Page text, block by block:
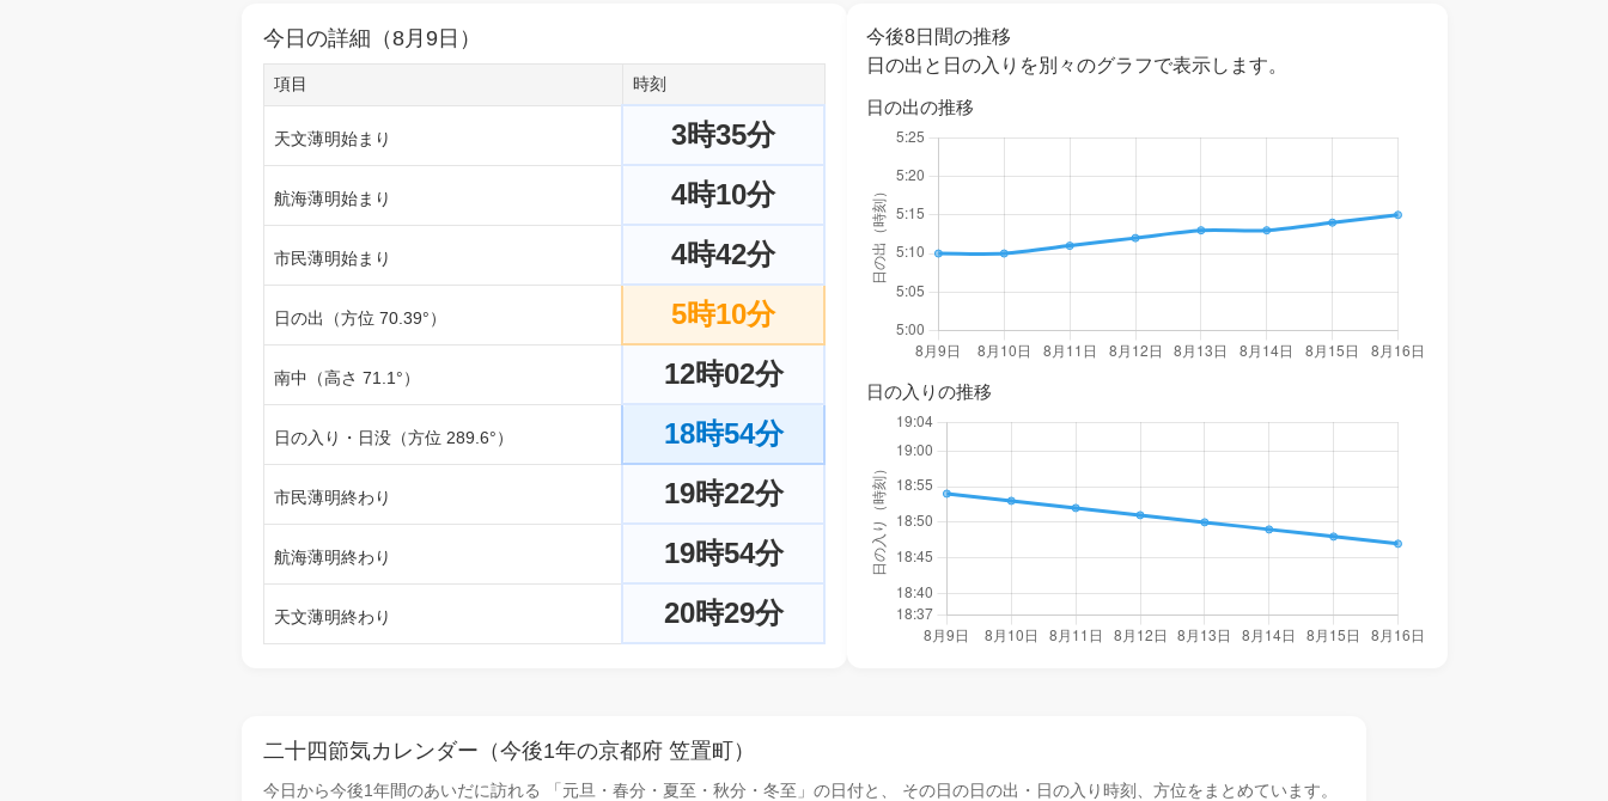
今日の詳細（8月9日）
項目 時刻
天文薄明始まり 3時35分
航海薄明始まり 4時10分
市民薄明始まり 4時42分
日の出（方位 70.39°） 5時10分
南中（高さ 71.1°） 12時02分
日の入り・日没（方位 289.6°） 18時54分
市民薄明終わり 19時22分
航海薄明終わり 19時54分
天文薄明終わり 20時29分
今後8日間の推移
日の出と日の入りを別々のグラフで表示します。
日の出の推移
日の入りの推移
二十四節気カレンダー（今後1年の京都府 笠置町）
今日から今後1年間のあいだに訪れる 「元旦・春分・夏至・秋分・冬至」の日付と、 その日の日の出・日の入り時刻 、方位をまとめています。